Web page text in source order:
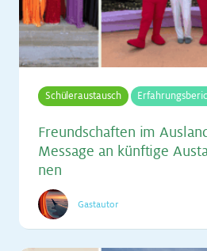
Schüleraustausch
Freund­schaf­ten im
Mes­sa­ge an künf­ti­ge
nen
Gastautor